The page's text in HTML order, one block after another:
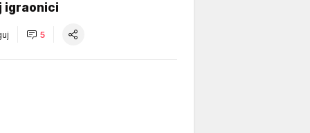
igraonici
5